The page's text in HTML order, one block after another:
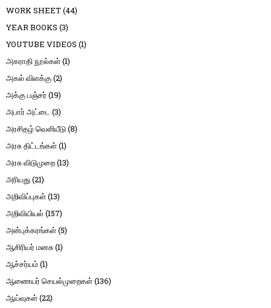
WORK SHEET(44)
YEAR BOOKS (3)
YOUTUBE VIDEOS (1)
அகராதி நூல்கள்(1)
அகல் விளக்கு(2)
அக்கு பஞ்சர் (19)
அபார் அட்டை (3)
அரசிதழ் வெளியீடு(8)
அரசு திட்டங்கள்(1)
அரசு விடுமுறை(13)
அரியது(21)
அறிவிப்புகள்(13)
அறிவியியல் (157)
அன்புக்கரங்கள்(5)
ஆசிரியர் மனசு(1)
ஆச்சர்யம்(1)
ஆணையர் செயல்முறைகள்(136)
ஆய்வுகள்(22)